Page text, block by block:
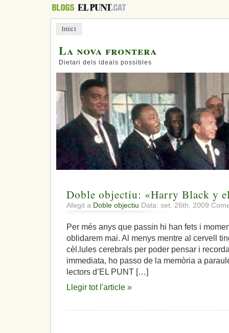
Inici
La nova frontera
Dietari dels ideals possibles
Doble objectiu: «Harry Black y
Afegit a Doble objectiu Data: set. 26th, 2009
Per més anys que passin hi han fets i
oblidarem mai. Al menys mentre al cervell
cèl.lules cerebrals per poder pensar i
immediata, ho passo de la memòria a
lectors d’EL PUNT […]
Llegir tot l'article »